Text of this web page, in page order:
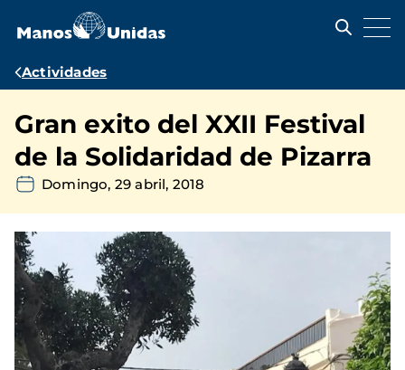
contenido
Ruta
navegación
Actividades
Gran exito del XXII Festival
de la Solidaridad de Pizarra
Domingo, 29 abril, 2018